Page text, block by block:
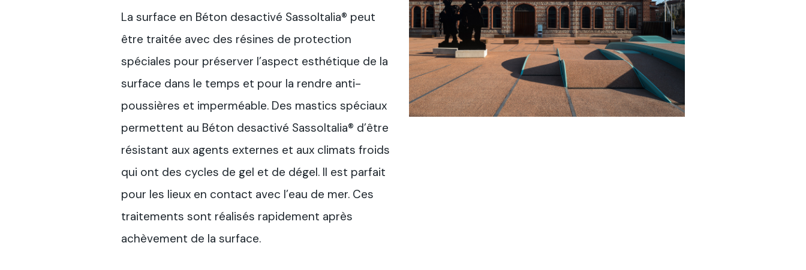
La surface en Béton desactivé SassoItalia® peut
être traitée avec des résines de protection
spéciales pour préserver l’aspect esthétique de la
surface dans le temps et pour la rendre anti-
poussières et imperméable. Des mastics spéciaux
permettent au Béton desactivé SassoItalia® d’être
résistant aux agents externes et aux climats froids
qui ont des cycles de gel et de dégel. Il est parfait
pour les lieux en contact avec l’eau de mer. Ces
traitements sont réalisés rapidement après
achèvement de la surface.